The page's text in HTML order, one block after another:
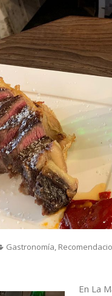
Gastronomía,
En La